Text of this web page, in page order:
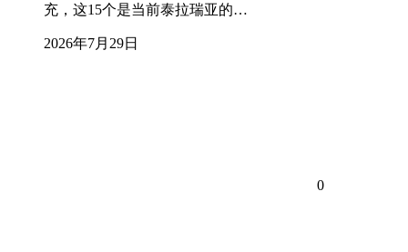
充，这15个是当前泰拉瑞亚的…
2026年7月29日
0